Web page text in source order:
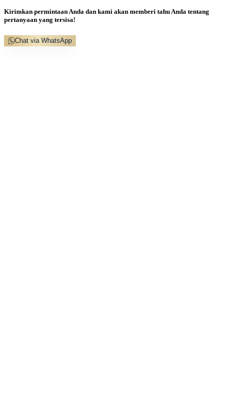
Kirimkan permintaan Anda dan kami akan memberi tahu Anda tentang
pertanyaan yang tersisa!
Chat via WhatsApp